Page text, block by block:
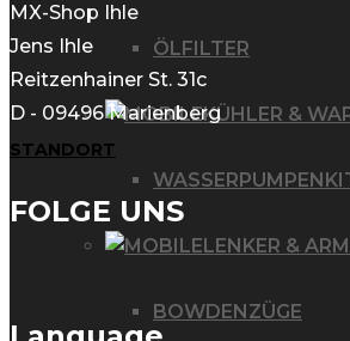
ÖLFILTER
KÜHLER &
LENKER &
BOWDENZÜGE
MX-Shop Ihle
Jens Ihle
Reitzenhainer St. 31c
D - 09496 Marienberg
STANDORT
FOLGE UNS